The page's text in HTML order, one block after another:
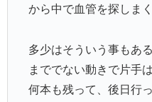
から中で血管を探しまく
多少はそういう事もあ
まででない動きで片手
何本も残って、後日行